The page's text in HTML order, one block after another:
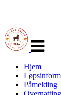
navigasjon
Hjem
Påmelding